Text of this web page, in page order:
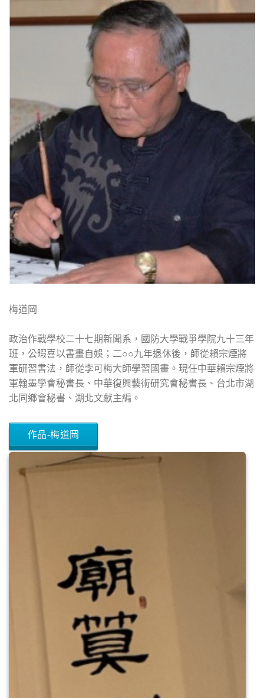
梅道岡
政治作戰學校二十七期新聞系，國防大學戰爭學院九十三年
班，公暇喜以書畫自娛；二○○九年退休後，師從賴宗煙將
軍研習書法，師從李可梅大師學習國畫。現任中華賴宗煙將
軍翰墨學會秘書長、中華復興藝術研究會秘書長、台北市湖
北同鄉會秘書、湖北文獻主編。
作品-梅道岡